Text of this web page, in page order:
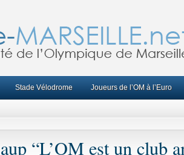
Stade Vélodrome Joueurs de l’OM à l’Euro
“L’OM est un club